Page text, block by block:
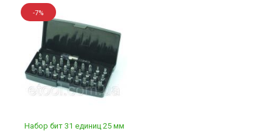
-7%
Набор бит 31 единиц 25 мм